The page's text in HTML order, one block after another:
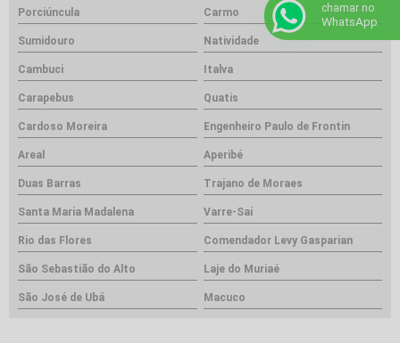
Porciúncula Carmo
Sumidouro Natividade
Cambuci Italva
Carapebus Quatis
Cardoso Moreira Engenheiro Paulo de Frontin
Areal Aperibé
Duas Barras Trajano de Moraes
Santa Maria Madalena Varre-Sai
Rio das Flores Comendador Levy Gasparian
São Sebastião do Alto Laje do Muriaé
São José de Ubá Macuco
chamar no
WhatsApp